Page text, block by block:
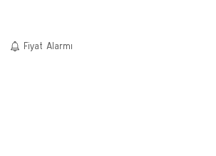
Fiyat Alarmı